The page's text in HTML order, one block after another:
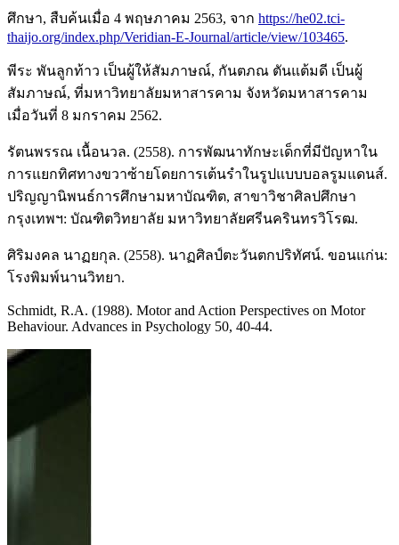
ศึกษา, สืบค้นเมื่อ 4 พฤษภาคม 2563, จาก https://he02.tci-
thaijo.org/index.php/Veridian-E-Journal/article/view/103465.
พีระ พันลูกท้าว เป็นผู้ให้สัมภาษณ์, กันตภณ ตันแต้มดี เป็นผู้
สัมภาษณ์, ที่มหาวิทยาลัยมหาสารคาม จังหวัดมหาสารคาม
เมื่อวันที่ 8 มกราคม 2562.
รัตนพรรณ เนื้อนวล. (2558). การพัฒนาทักษะเด็กที่มีปัญหาใน
การแยกทิศทางขวาซ้ายโดยการเต้นรำในรูปแบบบอลรูมแดนส์.
ปริญญานิพนธ์การศึกษามหาบัณฑิต, สาขาวิชาศิลปศึกษา
กรุงเทพฯ: บัณฑิตวิทยาลัย มหาวิทยาลัยศรีนครินทรวิโรฒ.
ศิริมงคล นาฏยกุล. (2558). นาฏศิลป์ตะวันตกปริทัศน์. ขอนแก่น:
โรงพิมพ์นานวิทยา.
Schmidt, R.A. (1988). Motor and Action Perspectives on Motor
Behaviour. Advances in Psychology 50, 40-44.